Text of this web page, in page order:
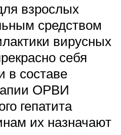
взрослых
средством
вирусных
себя
в составе
ОРВИ
гепатита
их назначают